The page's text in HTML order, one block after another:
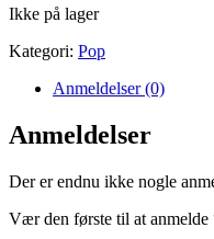
Ikke på lager
Kategori: Pop
Anmeldelser (0)
Anmeldelser
Der er endnu ikke nogle
Vær den første til at